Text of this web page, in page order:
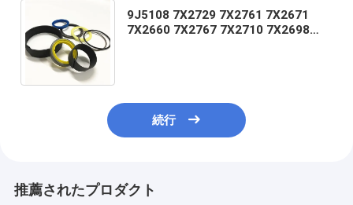
9J5108 7X2729 7X2761 7X2671
7X2660 7X2767 7X2710 7X2698
続行
推薦されたプロダクト